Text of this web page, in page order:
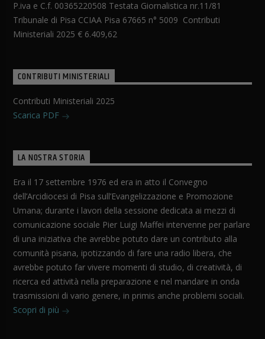
P.iva e C.f. 00365220508 Testata Giornalistica nr.11/81
Tribunale di Pisa CCIAA Pisa 67665 n° 5009 Contributi
Ministeriali 2025 € 6.409,62
CONTRIBUTI MINISTERIALI
Contributi Ministeriali 2025
Scarica PDF
LA NOSTRA STORIA
Era il 17 settembre 1976 ed era in atto il Convegno
dell’Arcidiocesi di Pisa sull’Evangelizzazione e Promozione
Umana; durante i lavori della sessione dedicata ai mezzi di
comunicazione sociale Pier Luigi Maffei intervenne per parlare
di una iniziativa che avrebbe potuto dare un contributo alla
comunità pisana, ipotizzando di fare una radio libera, che
avrebbe potuto far vivere momenti di studio, di creatività, di
ricerca ed attività nella preparazione e nel mandare in onda
trasmissioni di vario genere, in primis anche problemi sociali.
Scopri di più